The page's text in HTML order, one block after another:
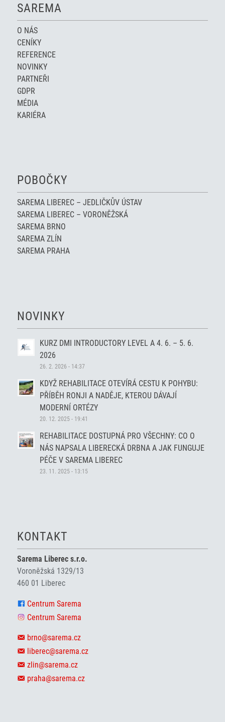
SAREMA
O NÁS
CENÍKY
REFERENCE
NOVINKY
PARTNEŘI
GDPR
MÉDIA
KARIÉRA
POBOČKY
SAREMA LIBEREC – JEDLIČKŮV ÚSTAV
SAREMA LIBEREC – VORONĚŽSKÁ
SAREMA BRNO
SAREMA ZLÍN
SAREMA PRAHA
NOVINKY
KURZ DMI INTRODUCTORY LEVEL A 4. 6. – 5. 6.
2026
26. 2. 2026 - 14:37
KDYŽ REHABILITACE OTEVÍRÁ CESTU K POHYBU:
PŘÍBĚH RONJI A NADĚJE, KTEROU DÁVAJÍ
MODERNÍ ORTÉZY
20. 12. 2025 - 19:41
REHABILITACE DOSTUPNÁ PRO VŠECHNY: CO O
NÁS NAPSALA LIBERECKÁ DRBNA A JAK FUNGUJE
PÉČE V SAREMA LIBEREC
23. 11. 2025 - 13:15
KONTAKT
Sarema Liberec s.r.o.
Voroněžská 1329/13
460 01 Liberec
Centrum Sarema
Centrum Sarema
brno@sarema.cz
liberec@sarema.cz
zlin@sarema.cz
praha@sarema.cz